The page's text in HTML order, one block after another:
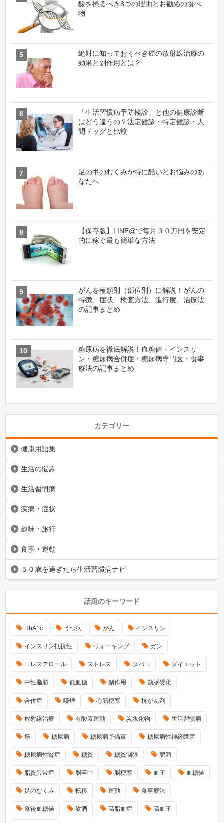
酸を摂るべき8つの理由とお勧めの食べ
物
絶対に知っておくべき癌の放射線治療の
効果と副作用とは？
「生活習慣病予防検診」と他の健康診断
はどう違うの？法定健診・特定健診・人
間ドッグと比較
足の甲のむくみが特に酷いとお悩みのあ
なたへ
【保存版】LINE@で毎月３０万円を安定
的に稼ぐ最も簡単な方法
がんを種類別（部位別）に解説！がんの
特徴、症状、検査方法、進行度、治療法
の記事まとめ
糖尿病を徹底解説！血糖値・インスリ
ン・糖尿病合併症・糖尿病専門医・食事
療法の記事まとめ
カテゴリー
健康用語集
生活の悩み
生活習慣病
疾病・症状
趣味・旅行
食事・運動
５０歳を過ぎたら生活習慣病ナビ
話題のキーワード
HbA1c うつ病 がん インスリン
インスリン抵抗性 ウォーキング ガン
コレステロール ストレス タバコ ダイエット
中性脂肪 低血糖 副作用 動脈硬化
合併症 喫煙 心筋梗塞 抗がん剤
放射線治療 有酸素運動 炭水化物 生活習慣病
癌 糖尿病 糖尿病予備軍 糖尿病性神経障害
糖尿病性腎症 糖質 糖質制限 肥満
脂質異常症 脳卒中 脳梗塞 血圧 血糖値
足のむくみ 転移 運動 食事療法
食後血糖値 飲酒 高脂血症 高血圧